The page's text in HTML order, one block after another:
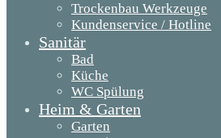
Trockenbau Werkzeuge
Kundenservice / Hotline
Sanitär
Bad
Küche
WC Spülung
Heim & Garten
Garten